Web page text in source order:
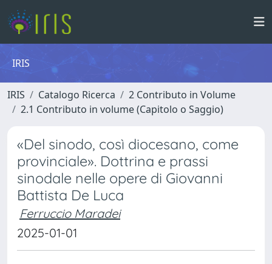
IRIS
IRIS Catalogo Ricerca
2 Contributo in Volume
2.1 Contributo in volume (Capitolo o Saggio)
«Del sinodo, così diocesano, come
provinciale». Dottrina e prassi
sinodale nelle opere di Giovanni
Battista De Luca
Ferruccio Maradei
2025-01-01